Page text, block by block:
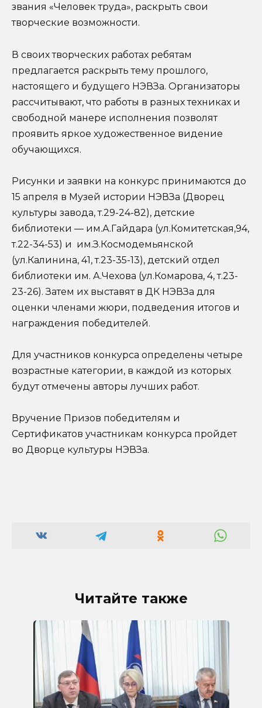
звания «Человек труда», раскрыть свои
творческие возможности.
В своих творческих работах ребятам
предлагается раскрыть тему прошлого,
настоящего и будущего НЭВЗа. Организаторы
рассчитывают, что работы в разных техниках и
свободной манере исполнения позволят
проявить яркое художественное видение
обучающихся.
Рисунки и заявки на конкурс принимаются до
15 апреля в Музей истории НЭВЗа (Дворец
культуры завода, т.29-24-82), детские
библиотеки — им.А.Гайдара (ул.Комитетская,94,
т.22-34-53) и им.З.Космодемьянской
(ул.Калинина, 41, т.23-35-13), детский отдел
библиотеки им. А.Чехова (ул.Комарова, 4, т.23-
23-26). Затем их выставят в ДК НЭВЗа для
оценки членами жюри, подведения итогов и
награждения победителей.
Для участников конкурса определены четыре
возрастные категории, в каждой из которых
будут отмечены авторы лучших работ.
Вручение Призов победителям и
Сертификатов участникам конкурса пройдет
во Дворце культуры НЭВЗа.
Читайте также